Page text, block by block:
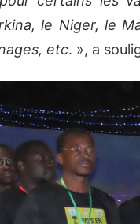
le Niger, le
etc. », a